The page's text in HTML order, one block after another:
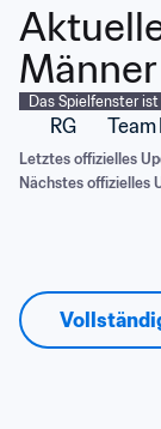
Männer
Das Spielfenster
RG Team
Letztes offizielles
Nächstes offizielles